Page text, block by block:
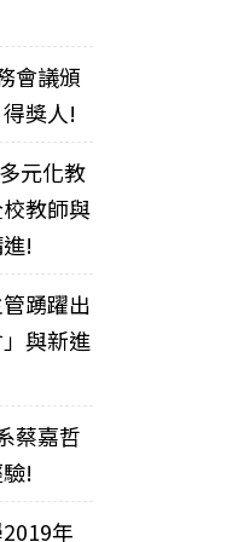
會議頒
獎人!
元化教
教師與
!
踴躍出
與新進
蔡嘉哲
!
年